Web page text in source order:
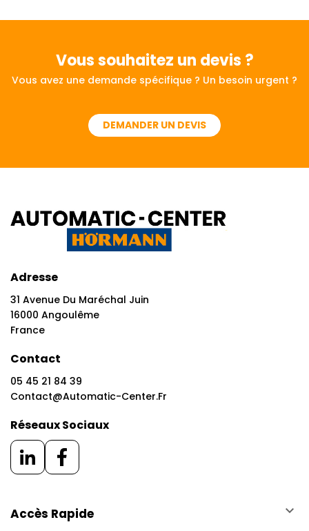
Vous souhaitez un devis ?
Vous avez une demande spécifique ? Un besoin urgent ?
DEMANDER UN DEVIS
Adresse
31 Avenue Du Maréchal Juin
16000 Angoulême
France
Contact
05 45 21 84 39
Contact@automatic-Center.fr
Réseaux Sociaux
Accès Rapide keyboard_arrow_down